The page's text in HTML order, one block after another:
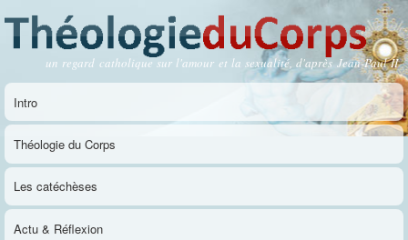
contenu
principal
Théologie du Corps
un regard catholique sur l'amour et la sexualité, d'après Jean-Paul II
Menu principal
Intro
Théologie du Corps
Les catéchèses
Actu & Réflexion